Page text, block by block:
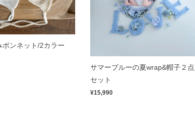
ボンネット/2カラー
サマーブルーの夏wrap&帽子２点
セット
¥15,990